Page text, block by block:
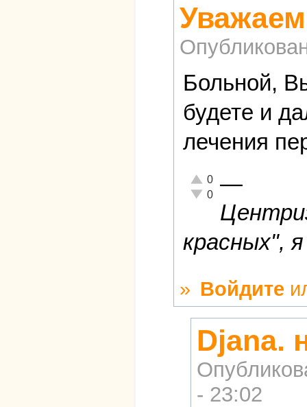
Больной,
будете и
лечения
Отлично!
0
Неадекватно!
0 —
красных",
» Войдите
Djana.
- 23:02